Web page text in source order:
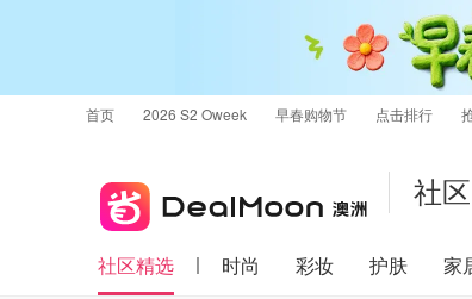
首页 2026 S2 Oweek 早春购物节 点击排行
社区
社区精选 时尚 彩妆 护肤 家